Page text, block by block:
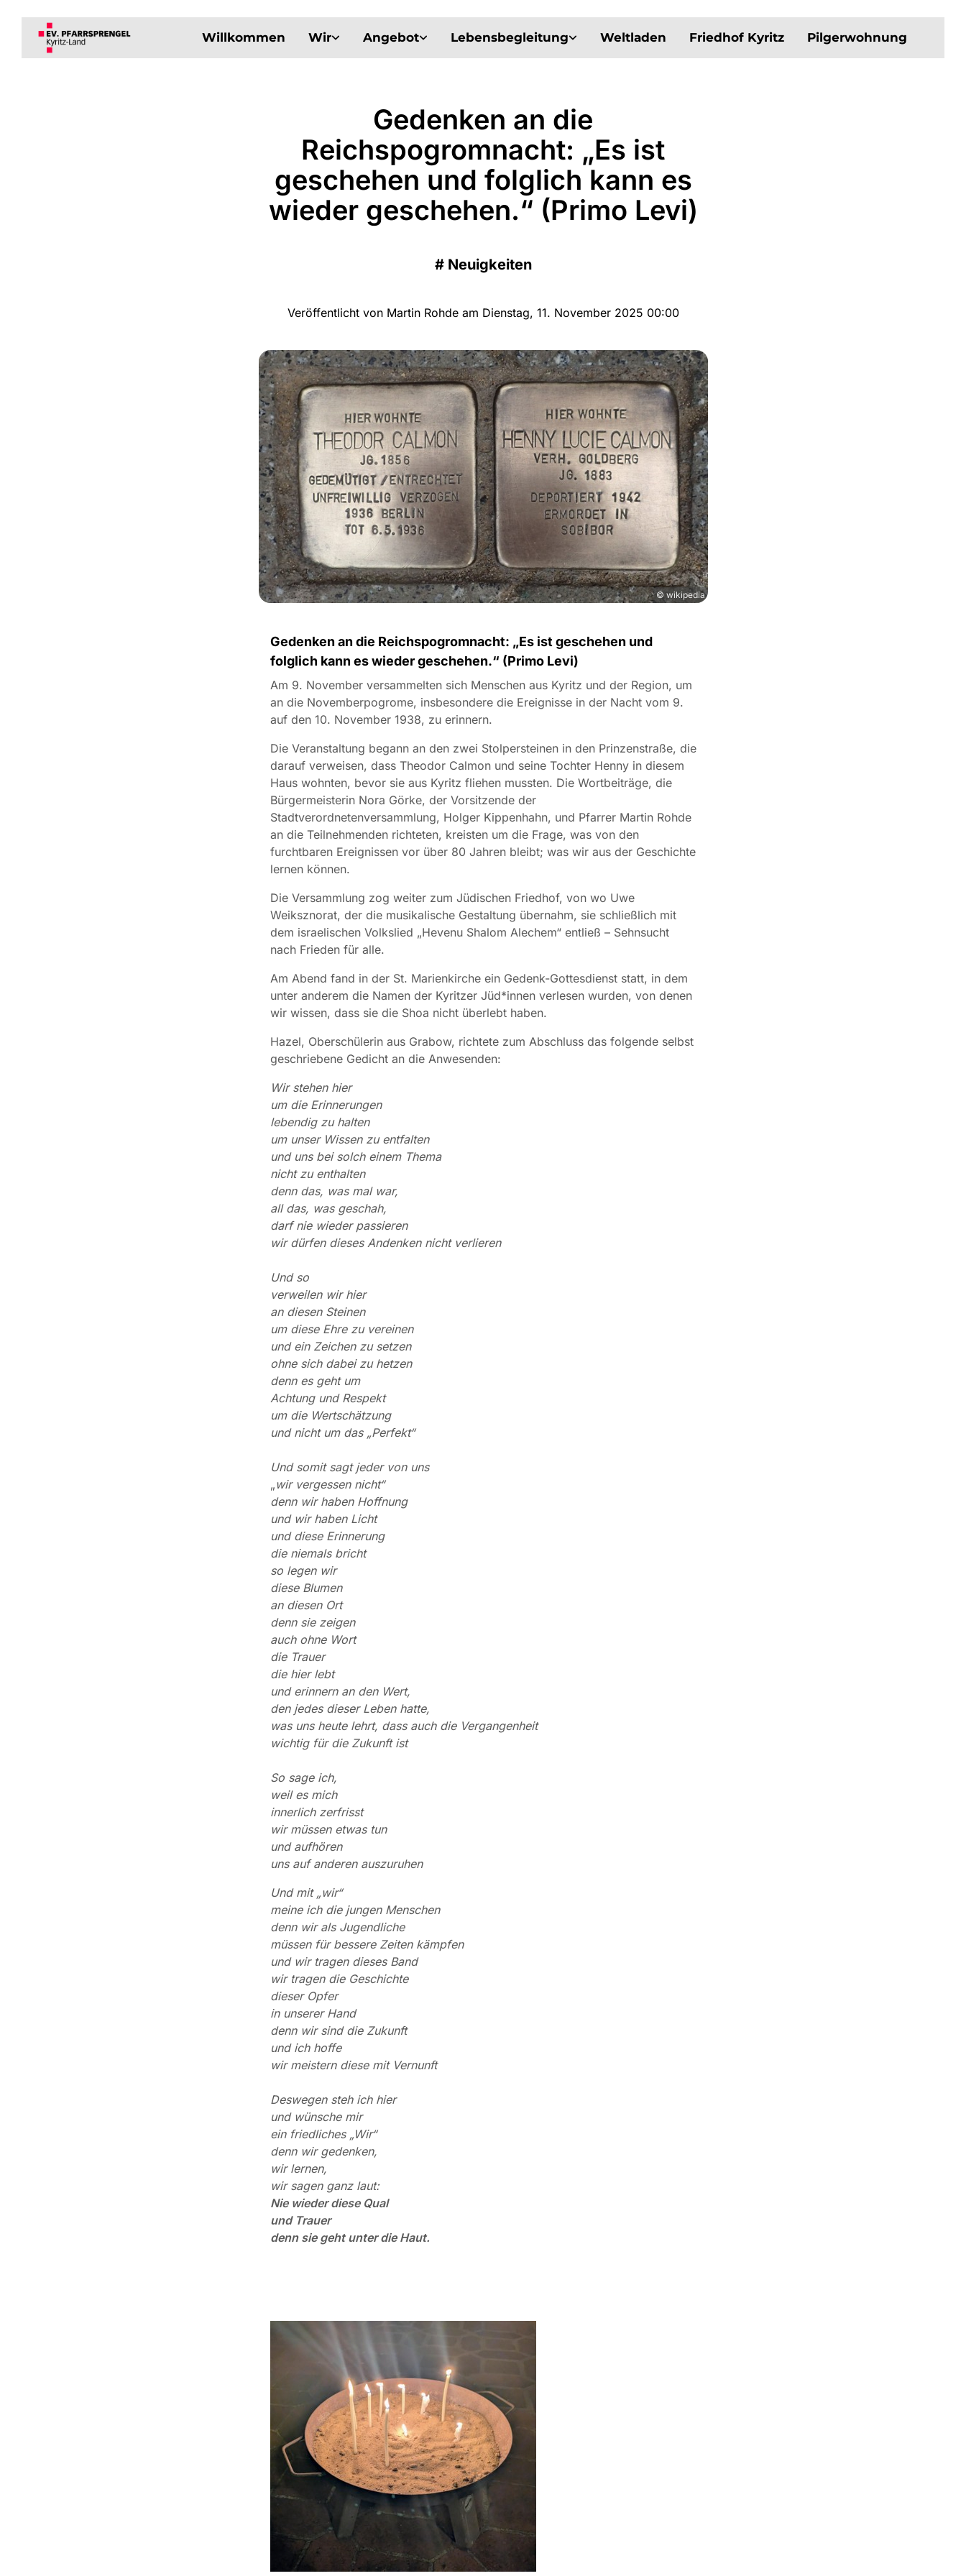
Willkommen Wir Angebot Lebensbegleitung Weltladen Friedhof Kyritz Pilgerwohnung
Gedenken an die
Reichspogromnacht: „Es ist
geschehen und folglich kann es
wieder geschehen.“ (Primo Levi)
# Neuigkeiten
Veröffentlicht von Martin Rohde am Dienstag, 11. November 2025 00:00
© wikipedia
Gedenken an die Reichspogromnacht: „Es ist geschehen und
folglich kann es wieder geschehen.“ (Primo Levi)
Am 9. November versammelten sich Menschen aus Kyritz und der Region, um
an die Novemberpogrome, insbesondere die Ereignisse in der Nacht vom 9.
auf den 10. November 1938, zu erinnern.
Die Veranstaltung begann an den zwei Stolpersteinen in den Prinzenstraße, die
darauf verweisen, dass Theodor Calmon und seine Tochter Henny in diesem
Haus wohnten, bevor sie aus Kyritz fliehen mussten. Die Wortbeiträge, die
Bürgermeisterin Nora Görke, der Vorsitzende der
Stadtverordnetenversammlung, Holger Kippenhahn, und Pfarrer Martin Rohde
an die Teilnehmenden richteten, kreisten um die Frage, was von den
furchtbaren Ereignissen vor über 80 Jahren bleibt; was wir aus der Geschichte
lernen können.
Die Versammlung zog weiter zum Jüdischen Friedhof, von wo Uwe
Weiksznorat, der die musikalische Gestaltung übernahm, sie schließlich mit
dem israelischen Volkslied „Hevenu Shalom Alechem“ entließ – Sehnsucht
nach Frieden für alle.
Am Abend fand in der St. Marienkirche ein Gedenk-Gottesdienst statt, in dem
unter anderem die Namen der Kyritzer Jüd*innen verlesen wurden, von denen
wir wissen, dass sie die Shoa nicht überlebt haben.
Hazel, Oberschülerin aus Grabow, richtete zum Abschluss das folgende selbst
geschriebene Gedicht an die Anwesenden:
Wir stehen hier
um die Erinnerungen
lebendig zu halten
um unser Wissen zu entfalten
und uns bei solch einem Thema
nicht zu enthalten
denn das, was mal war,
all das, was geschah,
darf nie wieder passieren
wir dürfen dieses Andenken nicht verlieren
Und so
verweilen wir hier
an diesen Steinen
um diese Ehre zu vereinen
und ein Zeichen zu setzen
ohne sich dabei zu hetzen
denn es geht um
Achtung und Respekt
um die Wertschätzung
und nicht um das „Perfekt“
Und somit sagt jeder von uns
„wir vergessen nicht“
denn wir haben Hoffnung
und wir haben Licht
und diese Erinnerung
die niemals bricht
so legen wir
diese Blumen
an diesen Ort
denn sie zeigen
auch ohne Wort
die Trauer
die hier lebt
und erinnern an den Wert,
den jedes dieser Leben hatte,
was uns heute lehrt, dass auch die Vergangenheit
wichtig für die Zukunft ist
So sage ich,
weil es mich
innerlich zerfrisst
wir müssen etwas tun
und aufhören
uns auf anderen auszuruhen
Und mit „wir“
meine ich die jungen Menschen
denn wir als Jugendliche
müssen für bessere Zeiten kämpfen
und wir tragen dieses Band
wir tragen die Geschichte
dieser Opfer
in unserer Hand
denn wir sind die Zukunft
und ich hoffe
wir meistern diese mit Vernunft
Deswegen steh ich hier
und wünsche mir
ein friedliches „Wir“
denn wir gedenken,
wir lernen,
wir sagen ganz laut:
Nie wieder diese Qual
und Trauer
denn sie geht unter die Haut.